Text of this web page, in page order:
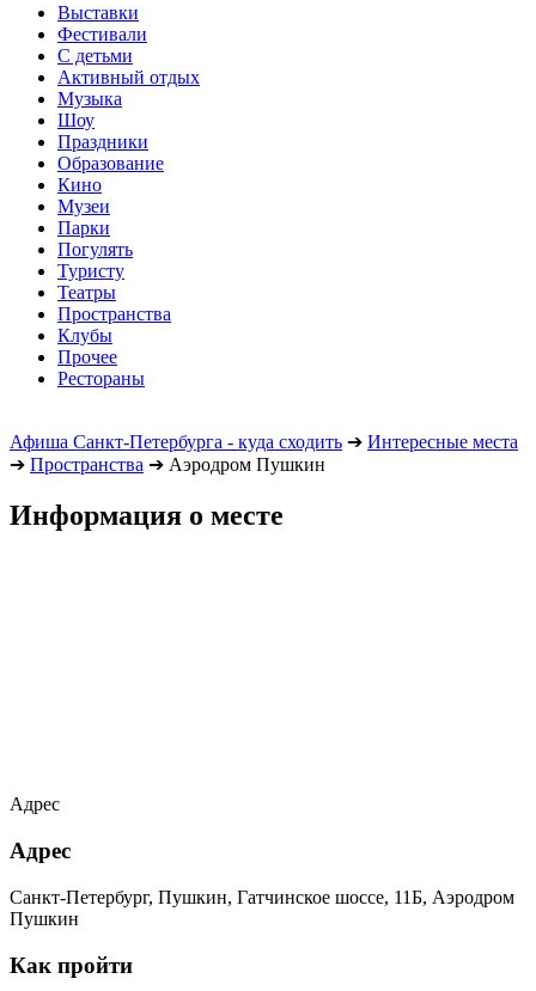
Выставки
Фестивали
С детьми
Активный отдых
Музыка
Шоу
Праздники
Образование
Кино
Музеи
Парки
Погулять
Туристу
Театры
Пространства
Клубы
Прочее
Рестораны
Афиша Санкт-Петербурга - куда сходить ➔ Интересные места
➔ Пространства ➔ Аэродром Пушкин
Информация о месте
Адрес
Адрес
Санкт-Петербург, Пушкин, Гатчинское шоссе, 11Б, Аэродром
Пушкин
Как пройти